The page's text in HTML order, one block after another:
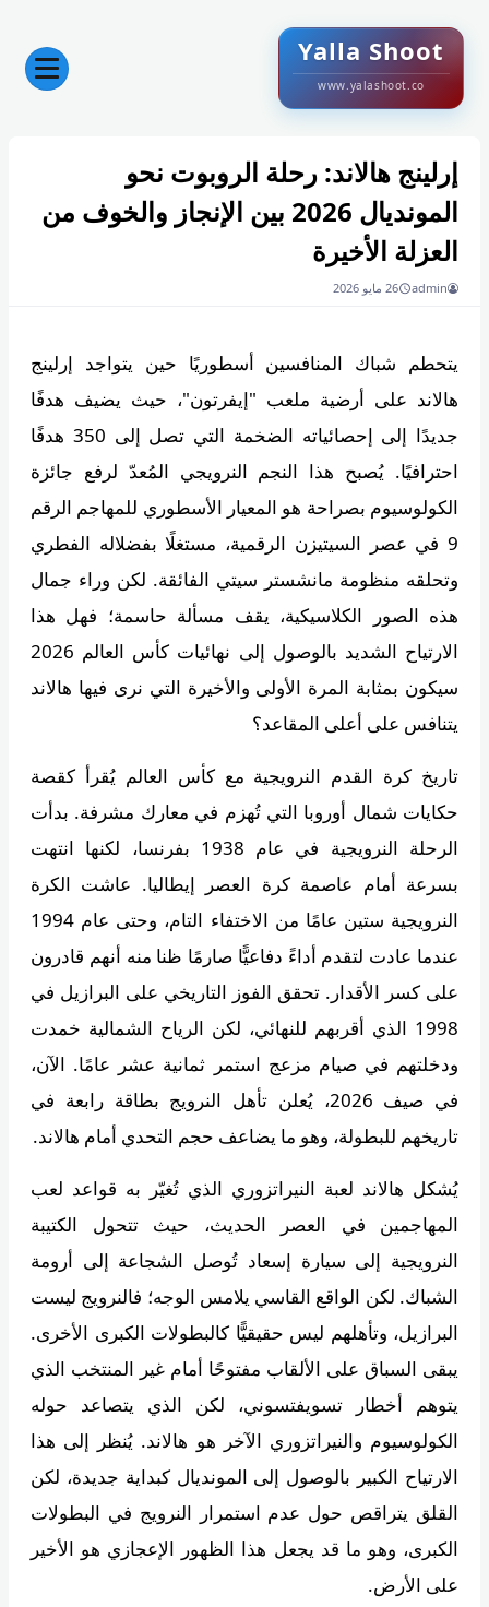
Yalla Shoot
www.yalashoot.co
إرلينج هالاند: رحلة الروبوت نحو
المونديال 2026 بين الإنجاز والخوف من
العزلة الأخيرة
admin 26 مايو 2026
يتحطم شباك المنافسين أسطوريًا حين يتواجد إرلينج
هالاند على أرضية ملعب "إيفرتون"، حيث يضيف هدفًا
جديدًا إلى إحصائياته الضخمة التي تصل إلى 350 هدفًا
احترافيًا. يُصبح هذا النجم النرويجي المُعدّ لرفع جائزة
الكولوسيوم بصراحة هو المعيار الأسطوري للمهاجم الرقم
9 في عصر السيتيزن الرقمية، مستغلًا بفضلاله الفطري
وتحلقه منظومة مانشستر سيتي الفائقة. لكن وراء جمال
هذه الصور الكلاسيكية، يقف مسألة حاسمة؛ فهل هذا
الارتياح الشديد بالوصول إلى نهائيات كأس العالم 2026
سيكون بمثابة المرة الأولى والأخيرة التي نرى فيها هالاند
يتنافس على أعلى المقاعد؟
تاريخ كرة القدم النرويجية مع كأس العالم يُقرأ كقصة
حكايات شمال أوروبا التي تُهزم في معارك مشرفة. بدأت
الرحلة النرويجية في عام 1938 بفرنسا، لكنها انتهت
بسرعة أمام عاصمة كرة العصر إيطاليا. عاشت الكرة
النرويجية ستين عامًا من الاختفاء التام، وحتى عام 1994
عندما عادت لتقدم أداءً دفاعيًّا صارمًا ظنا منه أنهم قادرون
على كسر الأقدار. تحقق الفوز التاريخي على البرازيل في
1998 الذي أقربهم للنهائي، لكن الرياح الشمالية خمدت
ودخلتهم في صيام مزعج استمر ثمانية عشر عامًا. الآن،
في صيف 2026، يُعلن تأهل النرويج بطاقة رابعة في
تاريخهم للبطولة، وهو ما يضاعف حجم التحدي أمام هالاند.
يُشكل هالاند لعبة النيراتزوري الذي تُغيّر به قواعد لعب
المهاجمين في العصر الحديث، حيث تتحول الكتيبة
النرويجية إلى سيارة إسعاد تُوصل الشجاعة إلى أرومة
الشباك. لكن الواقع القاسي يلامس الوجه؛ فالنرويج ليست
البرازيل، وتأهلهم ليس حقيقيًّا كالبطولات الكبرى الأخرى.
يبقى السباق على الألقاب مفتوحًا أمام غير المنتخب الذي
يتوهم أخطار تسويفتسوني، لكن الذي يتصاعد حوله
الكولوسيوم والنيراتزوري الآخر هو هالاند. يُنظر إلى هذا
الارتياح الكبير بالوصول إلى المونديال كبداية جديدة، لكن
القلق يتراقص حول عدم استمرار النرويج في البطولات
الكبرى، وهو ما قد يجعل هذا الظهور الإعجازي هو الأخير
على الأرض.